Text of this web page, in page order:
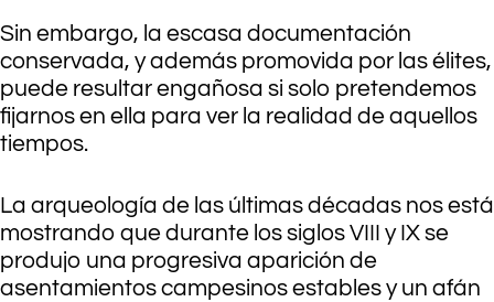
Sin embargo, la escasa documentación
conservada, y además promovida por las élites,
puede resultar engañosa si solo pretendemos
fijarnos en ella para ver la realidad de aquellos
tiempos.
La arqueología de las últimas décadas nos está
mostrando que durante los siglos VIII y IX se
produjo una progresiva aparición de
asentamientos campesinos estables y un afán